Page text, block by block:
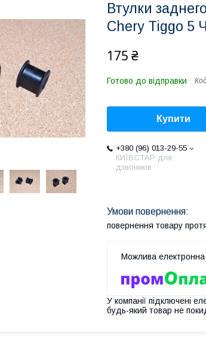
Втулки
Chery Tiggo 5
175 ₴
Готово до відправки
Купити
+380 (96) 013-29-55
КИЇВСТАР для
дзвоників
повернення товару
У компанії підключені
будь-який товар не